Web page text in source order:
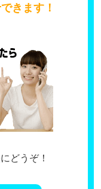
きます！
どうぞ！